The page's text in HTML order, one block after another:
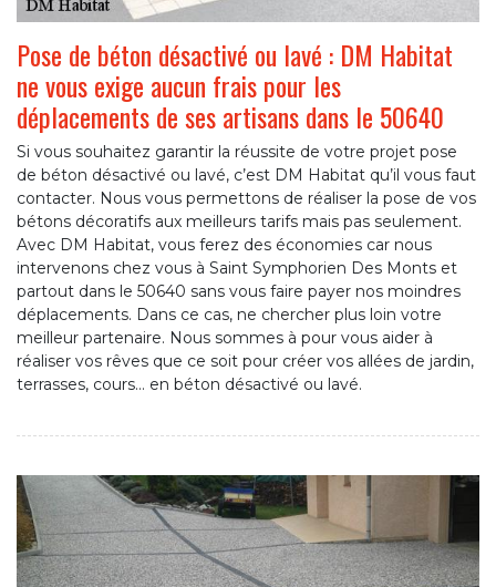
Pose de béton désactivé ou lavé : DM Habitat
ne vous exige aucun frais pour les
déplacements de ses artisans dans le 50640
Si vous souhaitez garantir la réussite de votre projet pose
de béton désactivé ou lavé, c’est DM Habitat qu’il vous faut
contacter. Nous vous permettons de réaliser la pose de vos
bétons décoratifs aux meilleurs tarifs mais pas seulement.
Avec DM Habitat, vous ferez des économies car nous
intervenons chez vous à Saint Symphorien Des Monts et
partout dans le 50640 sans vous faire payer nos moindres
déplacements. Dans ce cas, ne chercher plus loin votre
meilleur partenaire. Nous sommes à pour vous aider à
réaliser vos rêves que ce soit pour créer vos allées de jardin,
terrasses, cours… en béton désactivé ou lavé.